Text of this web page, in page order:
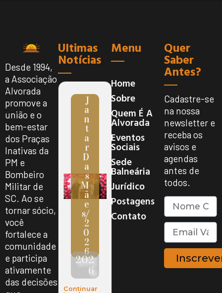
Desde 1994,
a Associação
Alvorada
promove a
união e o
bem-estar
dos Praças
Inativas da
PM e
Bombeiro
Militar de
SC. Ao se
tornar sócio,
você
fortalece a
comunidade
e participa
ativamente
das decisões
Ultimas
Notícias
J
A
N
T
A
R
D
A
S
M
Ã
E
S/
2
0
2
6
202
6
Continuar
Menu
Home
Sobre
Quem É A
Alvorada
Eventos
Sociais
Sede
Balneária
Jurídico
Postagens
Contato
Quer
Saber
Antes?
Cadastre-se
na nossa
newsletter e
receba os
avisos e
agendas
antes de
todos.